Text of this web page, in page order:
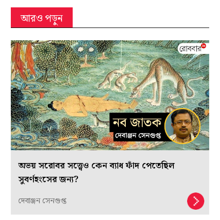
আরও পড়ুন
অভয় সরোবর সত্ত্বেও কেন ব্যাধ ফাঁদ পেতেছিল
সুবর্ণহংসের জন্য?
দেবাঞ্জন সেনগুপ্ত